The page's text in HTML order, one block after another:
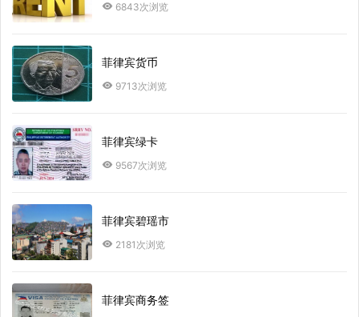
6843次浏览
菲律宾货币
9713次浏览
菲律宾绿卡
9567次浏览
菲律宾碧瑶市
2181次浏览
菲律宾商务签